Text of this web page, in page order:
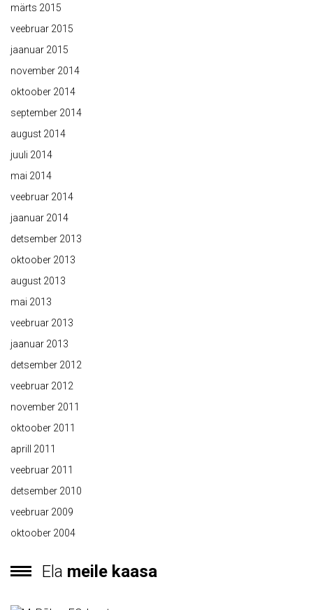
märts 2015
veebruar 2015
jaanuar 2015
november 2014
oktoober 2014
september 2014
august 2014
juuli 2014
mai 2014
veebruar 2014
jaanuar 2014
detsember 2013
oktoober 2013
august 2013
mai 2013
veebruar 2013
jaanuar 2013
detsember 2012
veebruar 2012
november 2011
oktoober 2011
aprill 2011
veebruar 2011
detsember 2010
veebruar 2009
oktoober 2004
Ela meile kaasa